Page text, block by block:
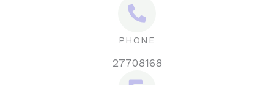
PHONE
27708168